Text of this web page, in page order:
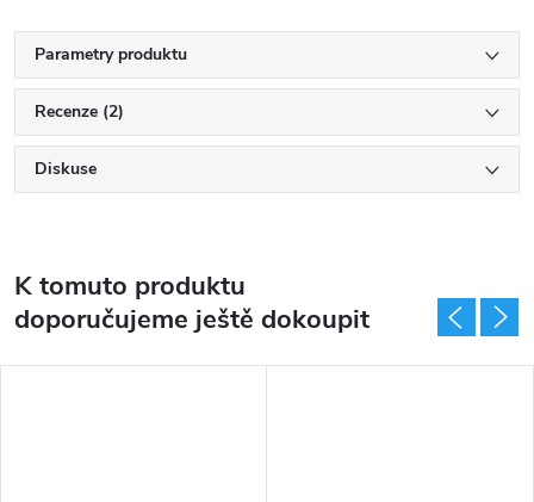
Parametry produktu
Recenze (2)
Diskuse
K tomuto produktu
doporučujeme ještě dokoupit